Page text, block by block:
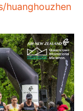
huanghouzhen